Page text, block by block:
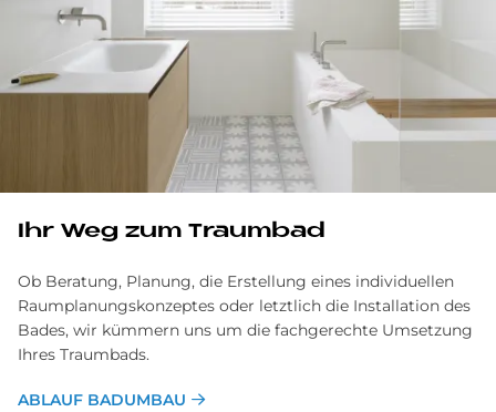
Ihr Weg zum Traumbad
Ob Beratung, Planung, die Erstellung eines individuellen
Raumplanungskonzeptes oder letztlich die Installation des
Bades, wir kümmern uns um die fachgerechte Umsetzung
Ihres Traumbads.
ABLAUF BADUMBAU